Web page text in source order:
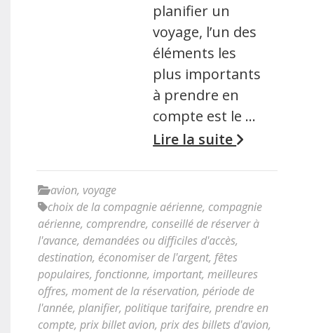
planifier un
voyage, l’un des
éléments les
plus importants
à prendre en
compte est le …
Lire la suite
avion, voyage
choix de la compagnie aérienne, compagnie
aérienne, comprendre, conseillé de réserver à
l'avance, demandées ou difficiles d'accès,
destination, économiser de l'argent, fêtes
populaires, fonctionne, important, meilleures
offres, moment de la réservation, période de
l'année, planifier, politique tarifaire, prendre en
compte, prix billet avion, prix des billets d'avion,